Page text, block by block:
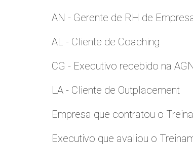
AN - Gerente de RH de
AL - Cliente de Coaching
CG - Executivo recebido na
LA - Cliente de Outplacement
Empresa que contratou o
Executivo que avaliou o